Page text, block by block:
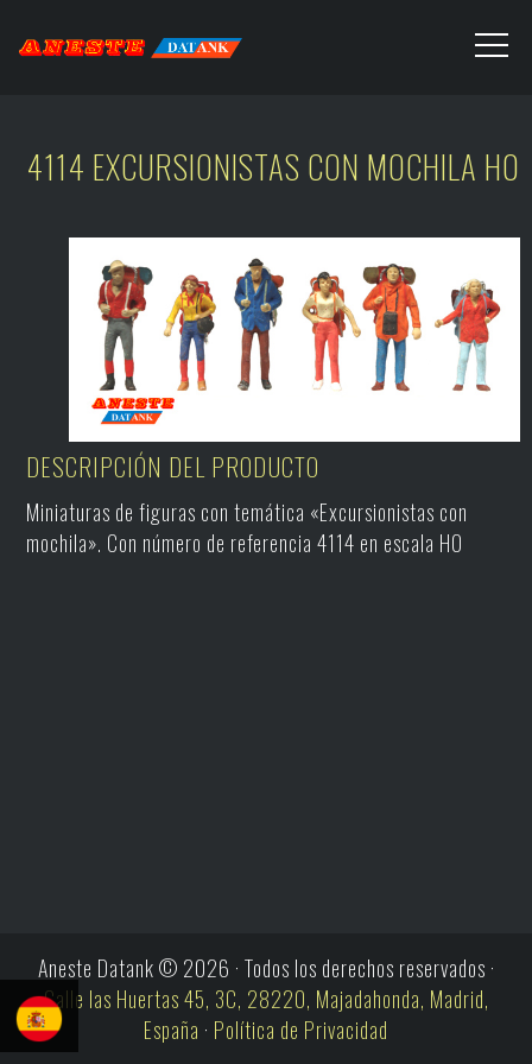
4114 EXCURSIONISTAS CON MOCHILA H0
DESCRIPCIÓN DEL PRODUCTO
Miniaturas de figuras con temática «Excursionistas con
mochila». Con número de referencia 4114 en escala H0
Aneste Datank © 2026 · Todos los derechos reservados ·
Calle las Huertas 45, 3C, 28220, Majadahonda, Madrid,
España · Política de Privacidad